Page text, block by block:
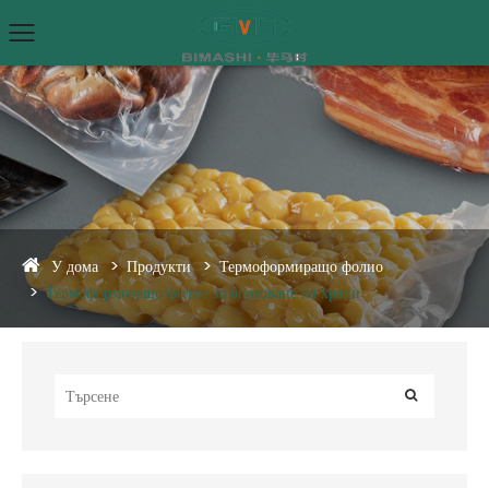
У дома Продукти
Термоформиращо фолио
Термоформоващо фолио за опаковане на храни